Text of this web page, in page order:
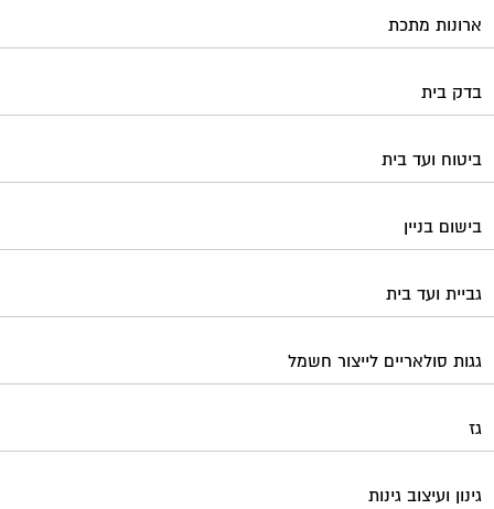
ארונות מתכת
בדק בית
ביטוח ועד בית
בישום בניין
גביית ועד בית
גגות סולאריים לייצור חשמל
גז
גינון ועיצוב גינות